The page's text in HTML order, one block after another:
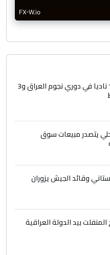
لجنة التراخيص : 17 ناديا في دوري نجوم العراق و3
يتصدر مبيعات سوق
وقائد الجيش يزوران
بيد الدولة العراقية